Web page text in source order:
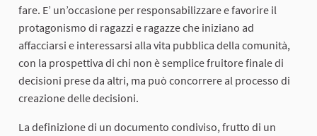
fare. E’ un’occasione per responsabilizzare e favorire il
protagonismo di ragazzi e ragazze che iniziano ad
affacciarsi e interessarsi alla vita pubblica della comunità,
con la prospettiva di chi non è semplice fruitore finale di
decisioni prese da altri, ma può concorrere al processo di
creazione delle decisioni.
La definizione di un documento condiviso, frutto di un